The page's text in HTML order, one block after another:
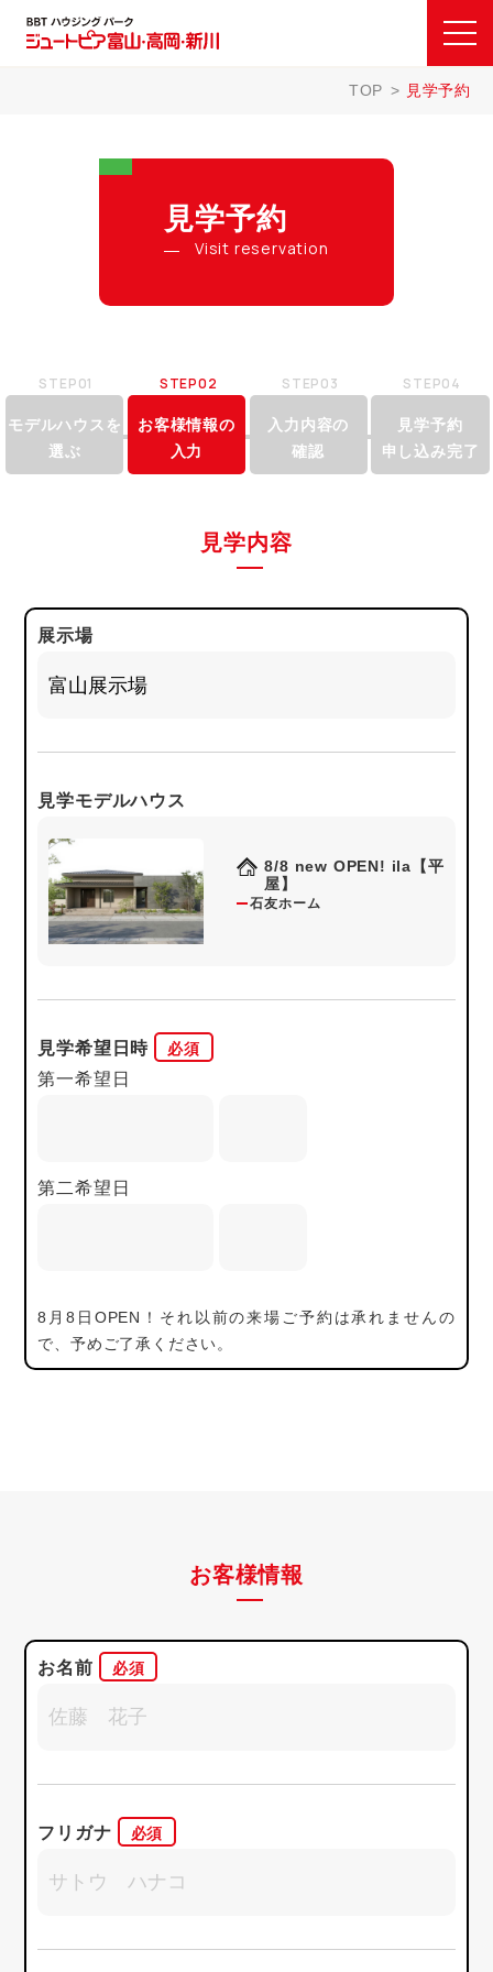
TOP 見学予約
見学予約
Visit reservation
STEP01
モデルハウスを
選ぶ
STEP02
お客様情報の
入力
STEP03
入力内容の
確認
STEP04
見学予約
申し込み完了
見学内容
展示場
見学モデルハウス
8/8 new OPEN! ila【平
屋】
石友ホーム
見学希望日時
第一希望日
第二希望日
8月8日OPEN！それ以前の来場ご予約は承れませんの
で、予めご了承ください。
お客様情報
お名前
フリガナ